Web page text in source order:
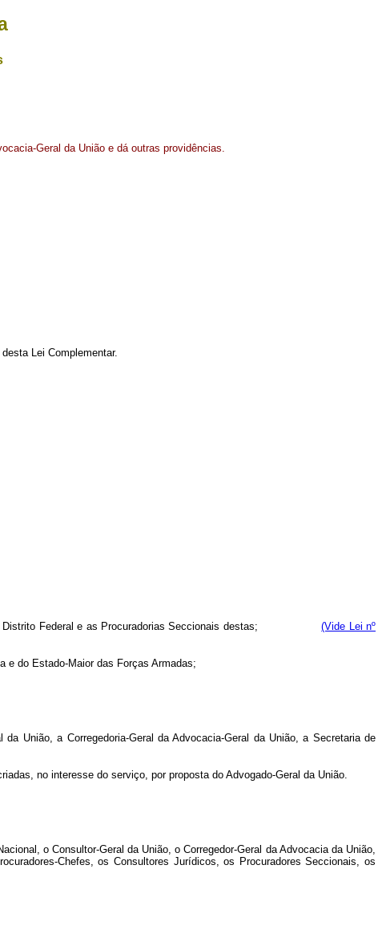
Geral da União e dá outras providências.
Lei Complementar.
e no Distrito Federal e as Procuradorias Seccionais destas;(Vide Lei nº
e do Estado-Maior das Forças Armadas;
União, a Corregedoria-Geral da Advocacia-Geral da União, a Secretaria de
no interesse do serviço, por proposta do Advogado-Geral da União.
o Consultor-Geral da União, o Corregedor-Geral da Advocacia da União,
Chefes, os Consultores Jurídicos, os Procuradores Seccionais, os